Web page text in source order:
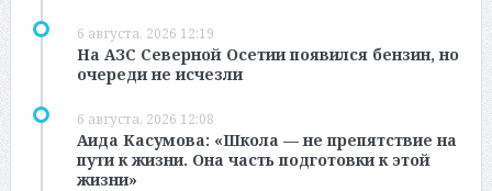
6 августа, 2026 12:19
На АЗС Северной Осетии появился бензин, но
очереди не исчезли
6 августа, 2026 12:08
Аида Касумова: «Школа — не препятствие на
пути к жизни. Она часть подготовки к этой
жизни»